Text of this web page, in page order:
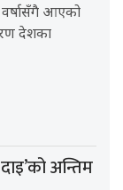
आएको
देशका
दाइ’को अन्तिम